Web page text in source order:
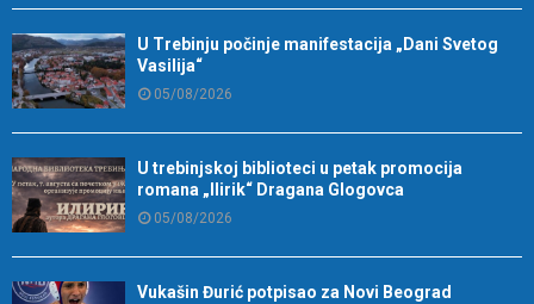
U Trebinju počinje manifestacija „Dani Svetog
Vasilija“
05/08/2026
U trebinjskoj biblioteci u petak promocija
romana „Ilirik“ Dragana Glogovca
05/08/2026
Vukašin Đurić potpisao za Novi Beograd